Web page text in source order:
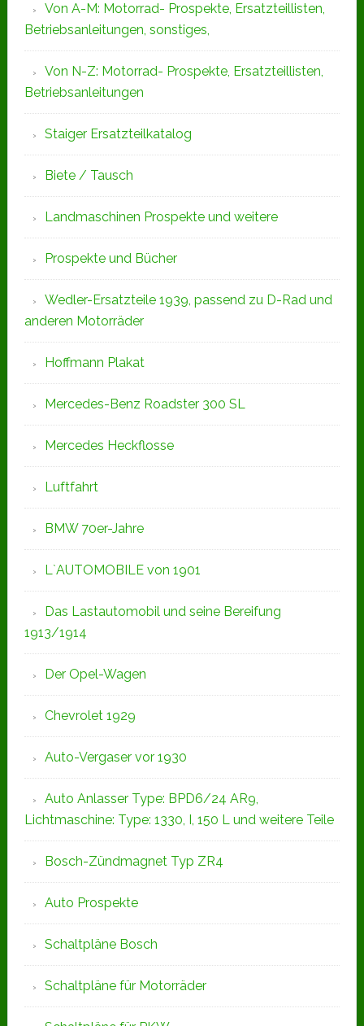
Von A-M: Motorrad- Prospekte, Ersatzteillisten,
Betriebsanleitungen, sonstiges,
Von N-Z: Motorrad- Prospekte, Ersatzteillisten,
Betriebsanleitungen
Staiger Ersatzteilkatalog
Biete / Tausch
Landmaschinen Prospekte und weitere
Prospekte und Bücher
Wedler-Ersatzteile 1939, passend zu D-Rad und
anderen Motorräder
Hoffmann Plakat
Mercedes-Benz Roadster 300 SL
Mercedes Heckflosse
Luftfahrt
BMW 70er-Jahre
L`AUTOMOBILE von 1901
Das Lastautomobil und seine Bereifung
1913/1914
Der Opel-Wagen
Chevrolet 1929
Auto-Vergaser vor 1930
Auto Anlasser Type: BPD6/24 AR9,
Lichtmaschine: Type: 1330, I, 150 L und weitere Teile
Bosch-Zündmagnet Typ ZR4
Auto Prospekte
Schaltpläne Bosch
Schaltpläne für Motorräder